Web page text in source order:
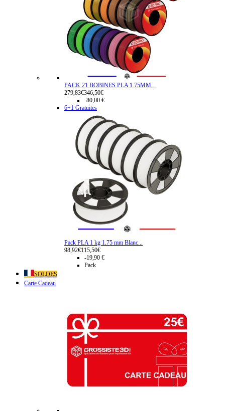
PACK 21 BOBINES PLA 1.75MM...
279,83€346,50€
-80,00 €
6+1 Gratuites
Pack PLA 1 kg 1.75 mm Blanc...
98,92€115,50€
-19,90 €
Pack
SOLDES
Carte Cadeau